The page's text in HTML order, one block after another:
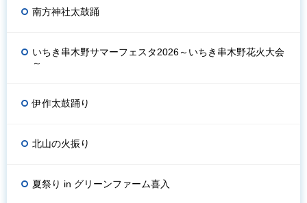
南方神社太鼓踊
いちき串木野サマーフェスタ2026～いちき串木野花火大会
～
伊作太鼓踊り
北山の火振り
夏祭り in グリーンファーム喜入